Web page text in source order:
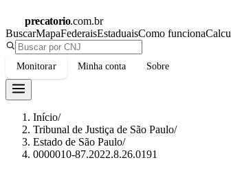
precatorio.com.br
BuscarMapaFederaisEstaduaisComo funciona
Monitorar Minha conta Sobre
Início/
Tribunal de Justiça de São Paulo/
Estado de São Paulo/
0000010-87.2022.8.26.0191